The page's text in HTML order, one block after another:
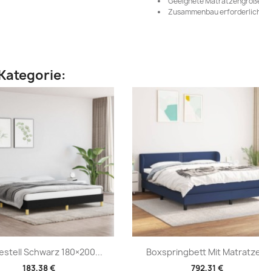
Zusammenbau
Schwarz 180×200...
183,38 €
Vorschau Boxspringbett Mit
792,31 €
Vorschau